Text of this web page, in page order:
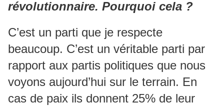
révolutionnaire. Pourquoi cela ?
C’est un parti que je respecte
beaucoup. C’est un véritable parti par
rapport aux partis politiques que nous
voyons aujourd’hui sur le terrain. En
cas de paix ils donnent 25% de leur